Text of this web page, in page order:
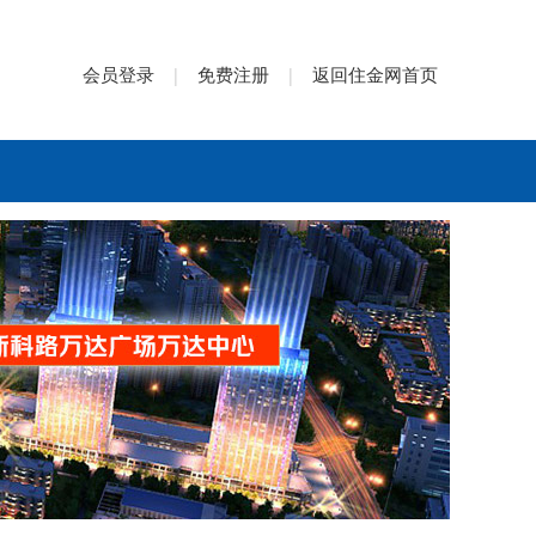
会员登录 | 免费注册 | 返回住金网首页